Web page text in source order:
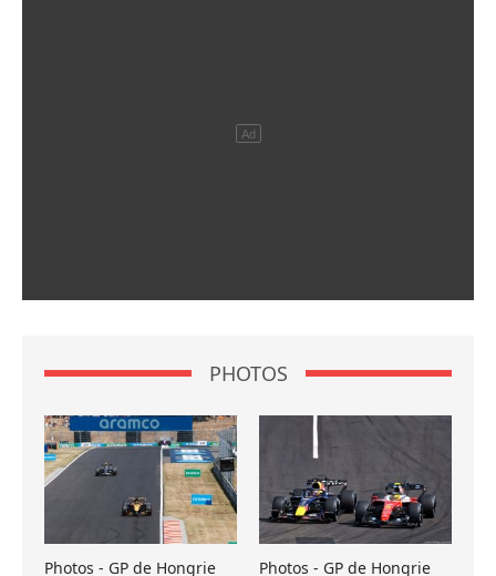
PHOTOS
Photos - GP de Hongrie
Photos - GP de Hongrie